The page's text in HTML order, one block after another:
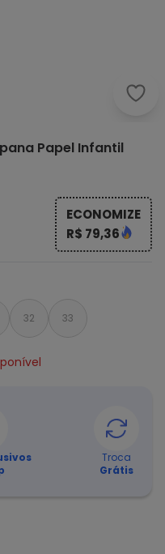
Papel Infantil
ECONOMIZE
R$ 79,36
32 33
Troca
Grátis